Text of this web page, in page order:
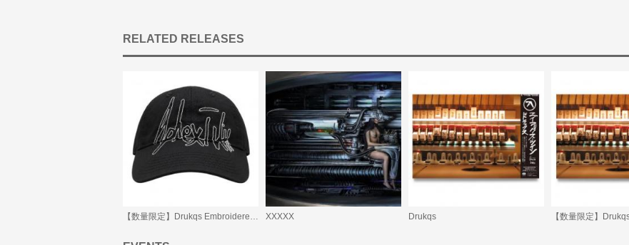
RELATED RELEASES
XXXXX Drukqs